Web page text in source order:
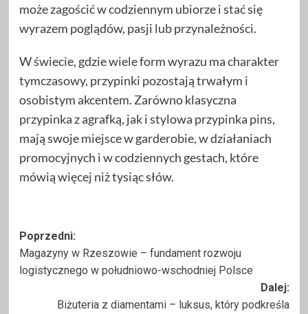
może zagościć w codziennym ubiorze i stać się
wyrazem poglądów, pasji lub przynależności.
W świecie, gdzie wiele form wyrazu ma charakter
tymczasowy, przypinki pozostają trwałym i
osobistym akcentem. Zarówno klasyczna
przypinka z agrafką, jak i stylowa przypinka pins,
mają swoje miejsce w garderobie, w działaniach
promocyjnych i w codziennych gestach, które
mówią więcej niż tysiąc słów.
Zobacz
wpisy
Poprzedni:
Magazyny w Rzeszowie – fundament rozwoju
logistycznego w południowo-wschodniej Polsce
Dalej:
Biżuteria z diamentami – luksus, który podkreśla